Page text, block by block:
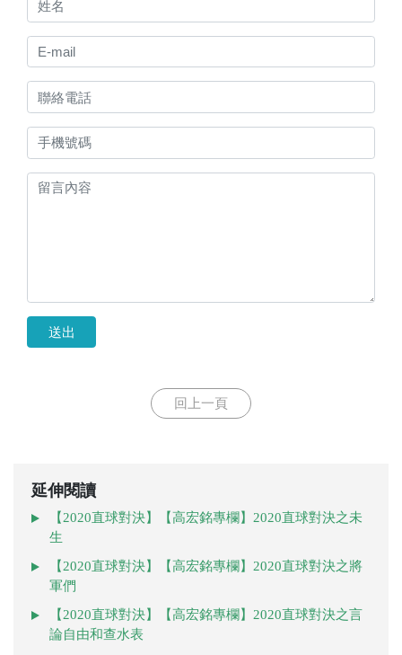
送出
回上一頁
延伸閱讀
【2020直球對決】【高宏銘專欄】2020直球對決之未
生
【2020直球對決】【高宏銘專欄】2020直球對決之將
軍們
【2020直球對決】【高宏銘專欄】2020直球對決之言
論自由和查水表